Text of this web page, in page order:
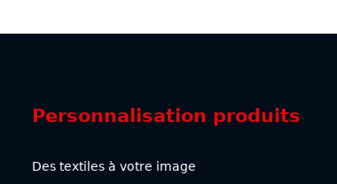
plusieurs
peuvent
choisies
Personnalisation produits
Des textiles à votre image